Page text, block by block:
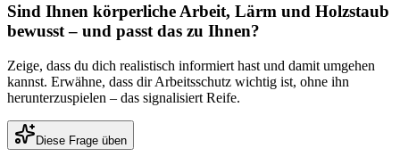
Sind Ihnen körperliche Arbeit, Lärm und Holzstaub
bewusst – und passt das zu Ihnen?
Zeige, dass du dich realistisch informiert hast und damit umgehen
kannst. Erwähne, dass dir Arbeitsschutz wichtig ist, ohne ihn
herunterzuspielen – das signalisiert Reife.
Diese Frage üben